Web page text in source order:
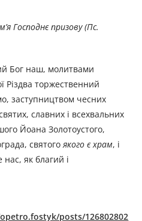
Господнє призову(Пс.
Бог наш, молитвами
Різдва торжественний
заступництвом чесних
славних і всехвальних
Йоана Золотоустого,
святогоякого є храм, і
нас, як благий і
posts/126802802